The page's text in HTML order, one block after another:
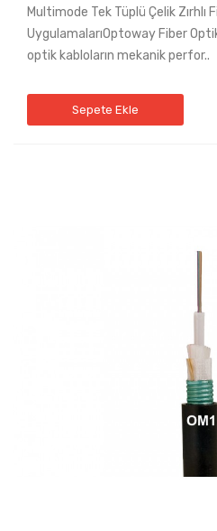
Multimode Tek Tüplü Çelik Zırhlı
UygulamalarıOptoway Fiber
optik kabloların mekanik perfor..
Sepete Ekle